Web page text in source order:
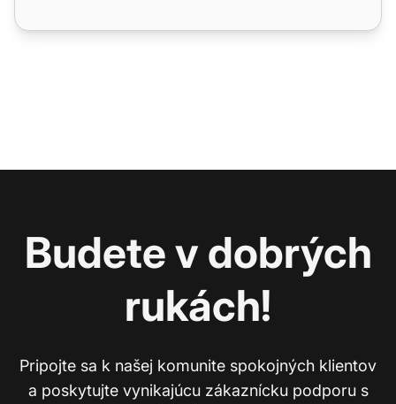
Budete v dobrých
rukách!
Pripojte sa k našej komunite spokojných klientov
a poskytujte vynikajúcu zákaznícku podporu s